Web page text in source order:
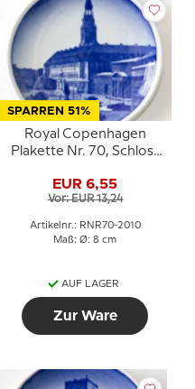
SPARREN 51%
Royal Copenhagen
Plakette Nr. 70, Schloss
EUR 6,55
Vor: EUR 13,24
Artikelnr.: RNR70-2010
Maß: Ø: 8 cm
AUF LAGER
Zur Ware